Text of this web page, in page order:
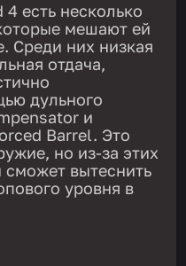
есть несколько
мешают ей
Среди них низкая
отдача,
дульного
и
Barrel. Это
но из-за этих
сможет вытеснить
уровня в